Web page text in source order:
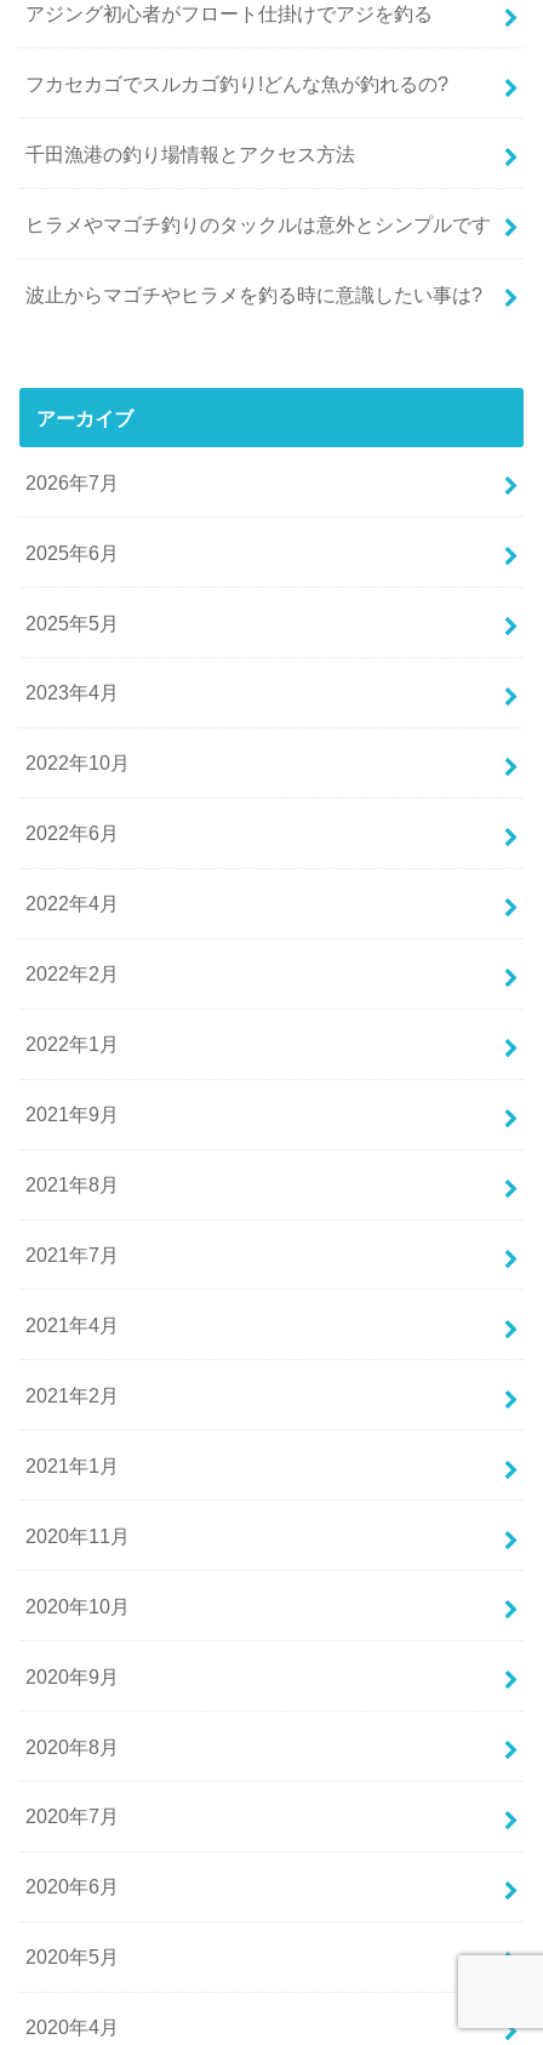
アジング初心者がフロート仕掛けでアジを釣る
フカセカゴでスルカゴ釣り!どんな魚が釣れるの?
千田漁港の釣り場情報とアクセス方法
ヒラメやマゴチ釣りのタックルは意外とシンプルです
波止からマゴチやヒラメを釣る時に意識したい事は?
アーカイブ
2026年7月
2025年6月
2025年5月
2023年4月
2022年10月
2022年6月
2022年4月
2022年2月
2022年1月
2021年9月
2021年8月
2021年7月
2021年4月
2021年2月
2021年1月
2020年11月
2020年10月
2020年9月
2020年8月
2020年7月
2020年6月
2020年5月
2020年4月